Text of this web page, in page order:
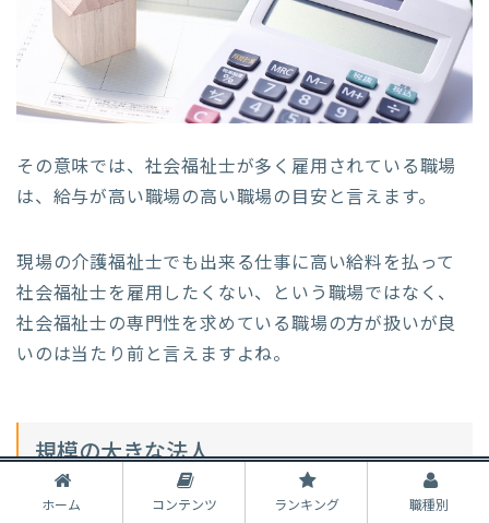
その意味では、社会福祉士が多く雇用されている職場
は、給与が高い職場の高い職場の目安と言えます。
現場の介護福祉士でも出来る仕事に高い給料を払って
社会福祉士を雇用したくない、という職場ではなく、
社会福祉士の専門性を求めている職場の方が扱いが良
いのは当たり前と言えますよね。
規模の大きな法人
小さな規模の施設などで働く生活相談員ほど、送迎な
ホーム コンテンツ ランキング 職種別